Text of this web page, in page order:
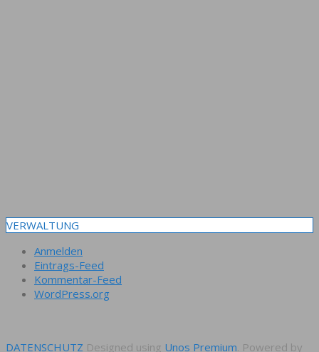
VERWALTUNG
Anmelden
Eintrags-Feed
Kommentar-Feed
WordPress.org
DATENSCHUTZ Designed using Unos Premium. Powered by